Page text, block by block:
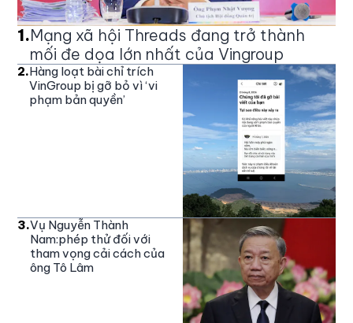
1.Mạng xã hội Threads đang trở thành
mối đe dọa lớn nhất của Vingroup
2.Hàng loạt bài chỉ trích
VinGroup bị gỡ bỏ vì ‘vi
phạm bản quyền’
3.Vụ Nguyễn Thành
Nam:phép thử đối với
tham vọng cải cách của
ông Tô Lâm